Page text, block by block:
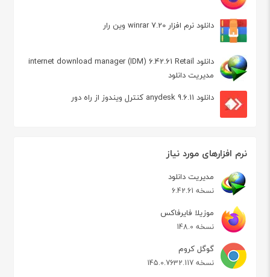
دانلود نرم افزار winrar 7.20 وین رار
دانلود internet download manager (IDM) 6.42.61 Retail
مدیریت دانلود
دانلود anydesk 9.6.11 کنترل ویندوز از راه دور
نرم افزارهای مورد نیاز
مدیریت دانلود
نسخه 6.42.61
موزیلا فایرفاکس
نسخه 148.0
گوگل کروم
نسخه 145.0.7632.117